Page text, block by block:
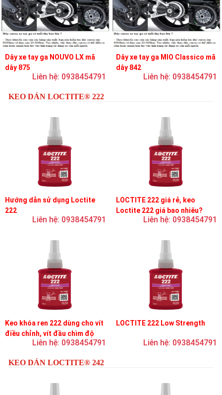
Dây xe tay ga NOUVO LX mã
dây 875
Liên hệ: 0938454791
Dây xe tay ga MIO Classico mã
dây 842
Liên hệ: 0938454791
KEO DÁN LOCTITE® 222
Hướng dẫn sử dụng Loctite
222
Liên hệ: 0938454791
LOCTITE 222 giá rẻ, keo
Loctite 222 giá bao nhiêu?
Liên hệ: 0938454791
Keo khóa ren 222 dùng cho vít
điều chỉnh, vít đầu chìm độ
bền thấpLiên hệ: 0938454791
LOCTITE 222 Low Strength
Liên hệ: 0938454791
KEO DÁN LOCTITE® 242